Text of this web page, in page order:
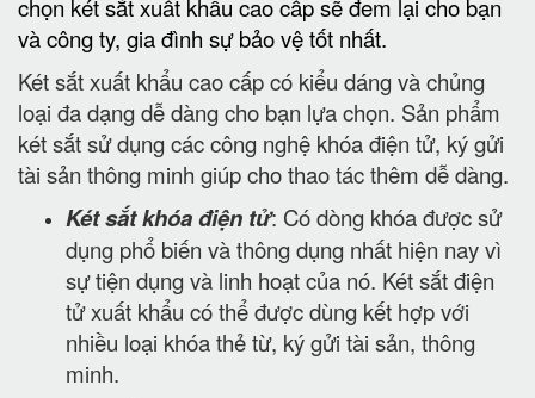
chọn két sắt xuất khẩu cao cấp sẽ đem lại cho bạn
và công ty, gia đình sự bảo vệ tốt nhất.
Két sắt xuất khẩu cao cấp có kiểu dáng và chủng
loại đa dạng dễ dàng cho bạn lựa chọn. Sản phẩm
két sắt sử dụng các công nghệ khóa điện tử, ký gửi
tài sản thông minh giúp cho thao tác thêm dễ dàng.
Két sắt khóa điện tử: Có dòng khóa được sử
dụng phổ biến và thông dụng nhất hiện nay vì
sự tiện dụng và linh hoạt của nó. Két sắt điện
tử xuất khẩu có thể được dùng kết hợp với
nhiều loại khóa thẻ từ, ký gửi tài sản, thông
minh.